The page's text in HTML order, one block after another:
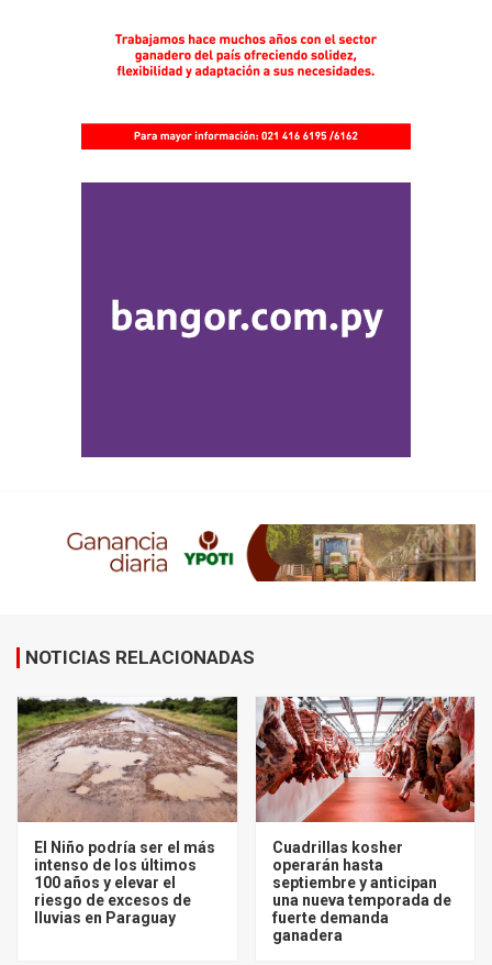
NOTICIAS RELACIONADAS
El Niño podría ser el más
intenso de los últimos
100 años y elevar el
riesgo de excesos de
lluvias en Paraguay
Cuadrillas kosher
operarán hasta
septiembre y anticipan
una nueva temporada de
fuerte demanda
ganadera